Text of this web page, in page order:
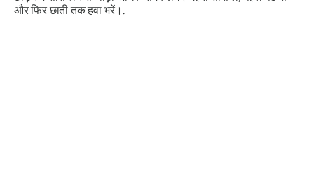
और फिर छाती तक हवा भरें।.